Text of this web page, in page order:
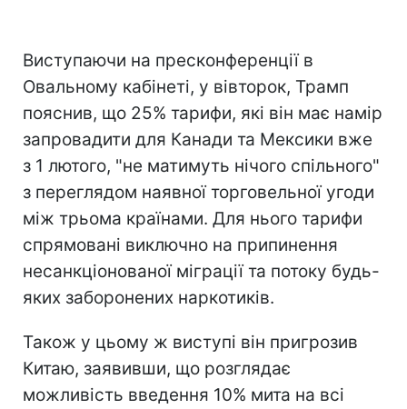
Виступаючи на пресконференції в
Овальному кабінеті, у вівторок, Трамп
пояснив, що 25% тарифи, які він має намір
запровадити для Канади та Мексики вже
з 1 лютого, "не матимуть нічого спільного"
з переглядом наявної торговельної угоди
між трьома країнами. Для нього тарифи
спрямовані виключно на припинення
несанкціонованої міграції та потоку будь-
яких заборонених наркотиків.
Також у цьому ж виступі він пригрозив
Китаю, заявивши, що розглядає
можливість введення 10% мита на всі